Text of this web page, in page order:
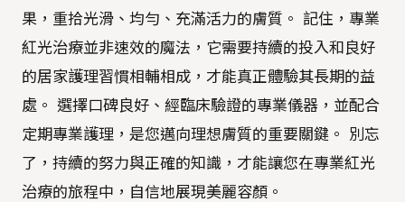
果，重拾光滑、均勻、充滿活力的膚質。 記住，專業
紅光治療並非速效的魔法，它需要持續的投入和良好
的居家護理習慣相輔相成，才能真正體驗其長期的益
處。 選擇口碑良好、經臨床驗證的專業儀器，並配合
定期專業護理，是您邁向理想膚質的重要關鍵。 別忘
了，持續的努力與正確的知識，才能讓您在專業紅光
治療的旅程中，自信地展現美麗容顏。